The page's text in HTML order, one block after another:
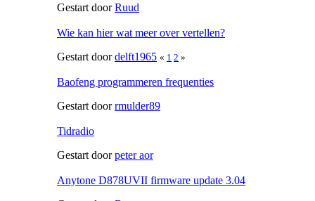
Gestart doorRuud
Wie kan hier wat meer over vertellen?
Gestart doordelft1965 « 1 2 »
Baofeng programmeren frequenties
Gestart doorrmulder89
Tidradio
Gestart doorpeter aor
Anytone D878UVII firmware update 3.04